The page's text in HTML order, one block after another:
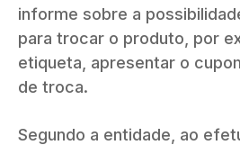
informe sobre a
para trocar o produto, por
etiqueta, apresentar o
de troca.
Segundo a entidade, ao